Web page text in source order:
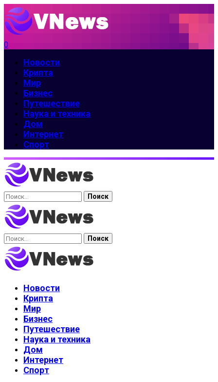
0
Новости
Крипта
Мир
Бизнес
Путешествие
Наука и техника
Дом
Интернет
Спорт
Найти:
Найти:
Новости
Крипта
Мир
Бизнес
Путешествие
Наука и техника
Дом
Интернет
Спорт